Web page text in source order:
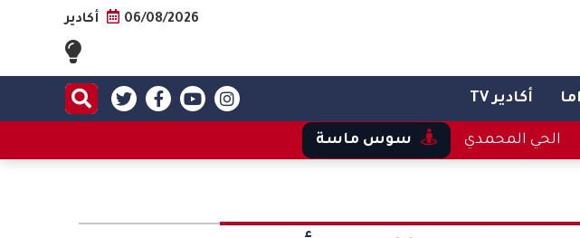
06/08/2026 أكادير
أكادير TV
الحي المحمدي سوس ماسة